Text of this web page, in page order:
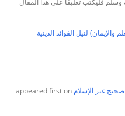
لنيل الفوائد الدينية
صحيح غير الإسلام